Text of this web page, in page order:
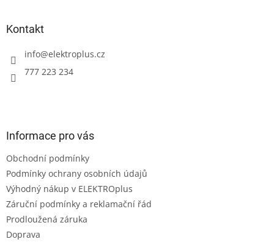
Kontakt
info@elektroplus.cz
777 223 234
Informace pro vás
Obchodní podmínky
Podmínky ochrany osobních údajů
Výhodný nákup v ELEKTROplus
Záruční podmínky a reklamační řád
Prodloužená záruka
Doprava